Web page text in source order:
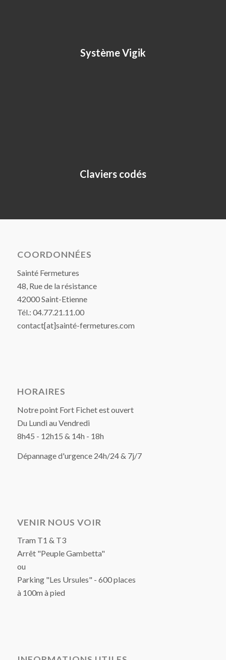
Système Vigik
Claviers codés
COORDONNÉES
Sainté Fermetures
48, Rue de la résistance
42000 Saint-Etienne
Tél.: 04.77.21.11.00
contact[at]sainté-fermetures.com
HORAIRES
Notre point Fort Fichet est ouvert
Du Lundi au Vendredi
8h45 - 12h15 & 14h - 18h
Dépannage d'urgence 24h/24 & 7j/7
VENIR NOUS VOIR
Tram T1 & T3
Arrêt "Peuple Gambetta"
ou
Parking "Les Ursules" - 600 places
à 100m à pied